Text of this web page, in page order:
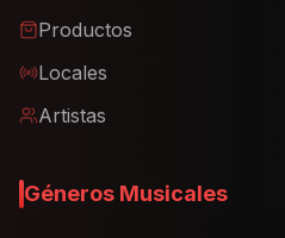
Productos
Locales
Artistas
Géneros Musicales